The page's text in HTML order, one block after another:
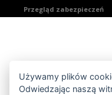
Przegląd zabezpieczeń
Używamy plików
Odwiedzając naszą